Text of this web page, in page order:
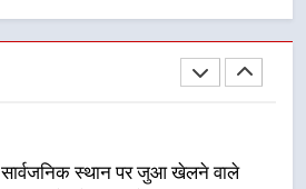
अभियुक्तों को पुलिस ने किया गिरफ्तार
जनकल्याण, रोजगार, शिक्षा, श्रमिक हित